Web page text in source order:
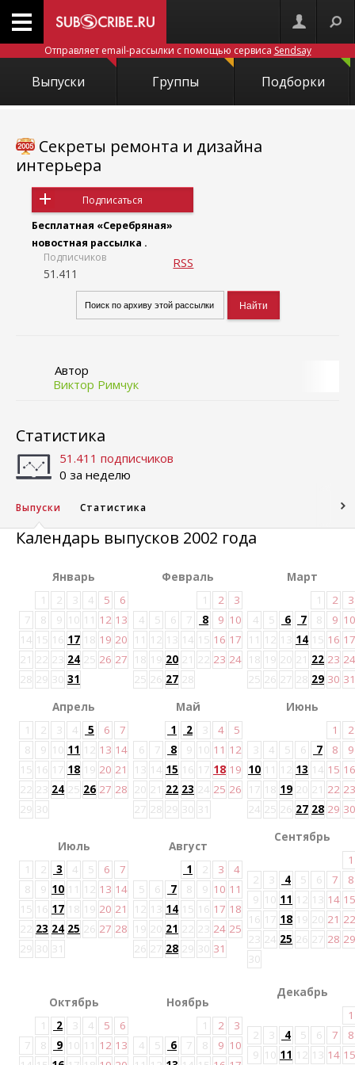
Отправляет email-рассылки с помощью сервиса Sendsay
Выпуски Группы Подборки
Секреты ремонта и дизайна
интерьера
Подписаться
Бесплатная «Серебряная»
новостная рассылка .
Подписчиков
51.411
RSS
Автор
Виктор Римчук
Статистика
51.411 подписчиков
0 за неделю
Выпуски Статистика
Календарь выпусков 2002 года
Январь
1
2 3 4 5
6
7
8 9 10 11 12 13
14 15 16 17 18 19 20
21 22 23 24 25 26 27
28 29 30 31
Февраль
1
2
3
4
5 6 7 8 9 10
11 12 13 14 15 16 17
18 19 20 21 22 23 24
25 26 27 28
Март
1
2
3
4
5 6 7 8 9 10
11 12 13 14 15 16 17
18 19 20 21 22 23 24
25 26 27 28 29 30 31
Апрель
1
2 3 4 5 6
7
8
9 10 11 12 13 14
15 16 17 18 19 20 21
22 23 24 25 26 27 28
29 30
Май
1
2 3 4
5
6
7 8 9 10 11 12
13 14 15 16 17 18 19
20 21 22 23 24 25 26
27 28 29 30 31
Июнь
1
2
3
4 5 6 7 8
9
10 11 12 13 14 15 16
17 18 19 20 21 22 23
24 25 26 27 28 29 30
Июль
1
2 3 4 5 6
7
8
9 10 11 12 13 14
15 16 17 18 19 20 21
22 23 24 25 26 27 28
29 30 31
Август
1
2 3
4
5
6 7 8 9 10 11
12 13 14 15 16 17 18
19 20 21 22 23 24 25
26 27 28 29 30 31
Сентябрь
1
2
3 4 5 6 7
8
9 10 11 12 13 14 15
16 17 18 19 20 21 22
23 24 25 26 27 28 29
30
Октябрь
1
2 3 4 5
6
7
8 9 10 11 12 13
Ноябрь
1
2
3
4
5 6 7 8 9 10
Декабрь
1
2
3 4 5 6 7
8
9 10 11 12 13 14 15